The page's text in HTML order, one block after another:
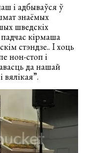
і адбываўся ў
знаёмых
шведскіх
кірмаша
стэндзе.. І хоць
нон-стоп і
да нашай
вялікая”.